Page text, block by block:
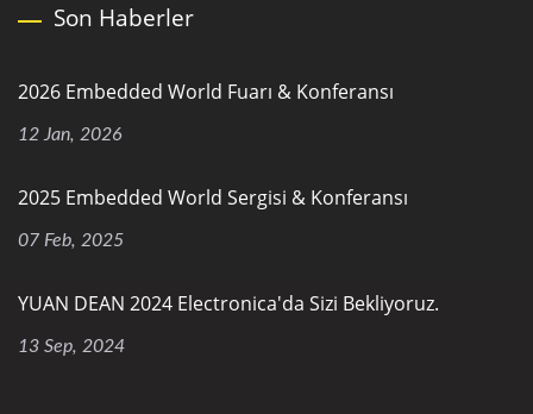
Son Haberler
2026 Embedded World Fuarı & Konferansı
12 Jan, 2026
2025 Embedded World Sergisi & Konferansı
07 Feb, 2025
YUAN DEAN 2024 Electronica'da Sizi Bekliyoruz.
13 Sep, 2024